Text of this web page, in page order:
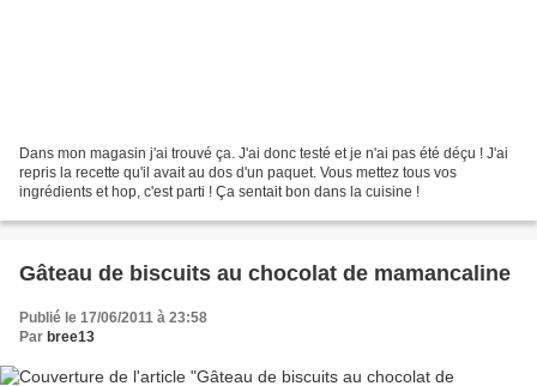
Dans mon magasin j'ai trouvé ça. J'ai donc testé et je n'ai pas été déçu ! J'ai
repris la recette qu'il avait au dos d'un paquet. Vous mettez tous vos
ingrédients et hop, c'est parti ! Ça sentait bon dans la cuisine !
Gâteau de biscuits au chocolat de mamancaline
Publié le 17/06/2011 à 23:58
Par bree13